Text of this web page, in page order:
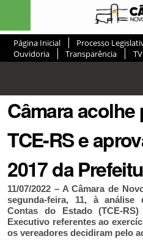
Página Inicial Processo
Ouvidoria
Transparência
Câmara acolhe
TCE-RS e
2017 da
11/07/2022 – A Câmara de
segunda-feira, 11, à
Contas do Estado (TCE-
Executivo referentes ao
os vereadores decidiram pelo